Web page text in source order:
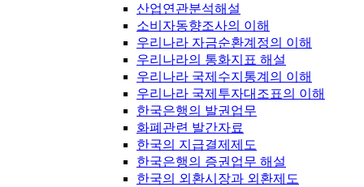
산업연관분석해설
소비자동향조사의 이해
우리나라 자금순환계정의 이해
우리나라의 통화지표 해설
우리나라 국제수지통계의 이해
우리나라 국제투자대조표의 이해
한국은행의 발권업무
화폐관련 발간자료
한국의 지급결제제도
한국은행의 증권업무 해설
한국의 외환시장과 외환제도